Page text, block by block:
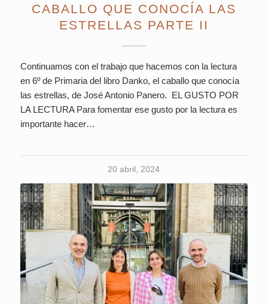
CABALLO QUE CONOCÍA LAS
ESTRELLAS PARTE II
Continuamos con el trabajo que hacemos con la lectura
en 6º de Primaria del libro Danko, el caballo que conocía
las estrellas, de José Antonio Panero. EL GUSTO POR
LA LECTURA Para fomentar ese gusto por la lectura es
importante hacer…
20 abril, 2024